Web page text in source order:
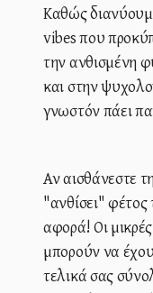
Καθώς
vibes που
την ανθισμένη
και στην
γνωστόν πάει
Αν αισθάνεστε
"ανθίσει"
αφορά! Οι
μπορούν να
τελικά σας